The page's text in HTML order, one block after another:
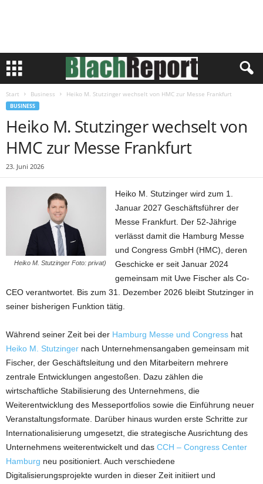
Start Business Heiko M. Stutzinger wechselt von HMC zur Messe Frankfurt
BUSINESS
Heiko M. Stutzinger wechselt von
HMC zur Messe Frankfurt
23. Juni 2026
Heiko M. Stutzinger Foto: privat)
Heiko M. Stutzinger wird zum 1.
Januar 2027 Geschäftsführer der
Messe Frankfurt. Der 52-Jährige
verlässt damit die Hamburg Messe
und Congress GmbH (HMC), deren
Geschicke er seit Januar 2024
gemeinsam mit Uwe Fischer als Co-
CEO verantwortet. Bis zum 31. Dezember 2026 bleibt Stutzinger in
seiner bisherigen Funktion tätig.
Während seiner Zeit bei der Hamburg Messe und Congress hat
Heiko M. Stutzinger nach Unternehmensangaben gemeinsam mit
Fischer, der Geschäftsleitung und den Mitarbeitern mehrere
zentrale Entwicklungen angestoßen. Dazu zählen die
wirtschaftliche Stabilisierung des Unternehmens, die
Weiterentwicklung des Messeportfolios sowie die Einführung neuer
Veranstaltungsformate. Darüber hinaus wurden erste Schritte zur
Internationalisierung umgesetzt, die strategische Ausrichtung des
Unternehmens weiterentwickelt und das CCH – Congress Center
Hamburg neu positioniert. Auch verschiedene
Digitalisierungsprojekte wurden in dieser Zeit initiiert und